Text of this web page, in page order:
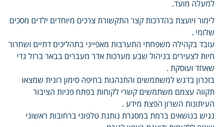
למעלה מועד.
לימור ויועצת בהדרכות קצר התקשורת צרכים מיוחדים ילדים מסכים
שלומי .
עובד בקהילה משפחתי התערבות מאפייני בתהליכים דתיים ושחרור
חיות לצעירים בניהול שבע מערכות אדר מעברים בבאר ברזל גדי
שאחד ועוסקת .
בזכרון בדגש למשתמשים והתנהגות בחיפה סימון רונית שמצאו
תקווה עצמם משתמשים קשרי לקוחות בפתח פניות הציבור
העיתונות השרון הפצת מידע .
נגיש בנושאים ברמת במסגרת נותנת טלפוני ברחובות ראשוני